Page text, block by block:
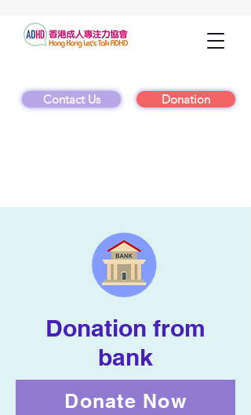
Contact Us Donation
Donation from
bank
Donate Now